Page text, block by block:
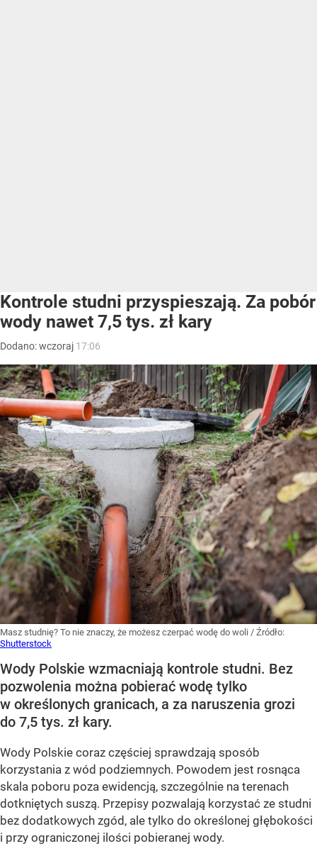
Kontrole studni przyspieszają. Za pobór
wody nawet 7,5 tys. zł kary
Dodano:wczoraj 17:06
Masz studnię? To nie znaczy, że możesz czerpać wodę do woli / Źródło:
Shutterstock
Wody Polskie wzmacniają kontrole studni. Bez
pozwolenia można pobierać wodę tylko
w określonych granicach, a za naruszenia grozi
do 7,5 tys. zł kary.
Wody Polskie coraz częściej sprawdzają sposób
korzystania z wód podziemnych. Powodem jest rosnąca
skala poboru poza ewidencją, szczególnie na terenach
dotkniętych suszą. Przepisy pozwalają korzystać ze studni
bez dodatkowych zgód, ale tylko do określonej głębokości
i przy ograniczonej ilości pobieranej wody.